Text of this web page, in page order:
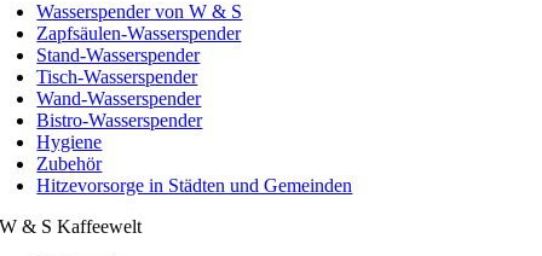
Wasserspender von W & S
Zapfsäulen-Wasserspender
Stand-Wasserspender
Tisch-Wasserspender
Wand-Wasserspender
Bistro-Wasserspender
Hygiene
Zubehör
Hitzevorsorge in Städten und Gemeinden
W & S Kaffeewelt